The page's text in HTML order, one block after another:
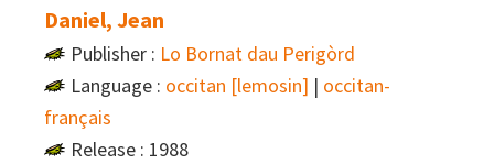
Daniel, Jean
Publisher : Lo Bornat dau Perigòrd
Language : occitan [lemosin] | occitan-
français
Release : 1988